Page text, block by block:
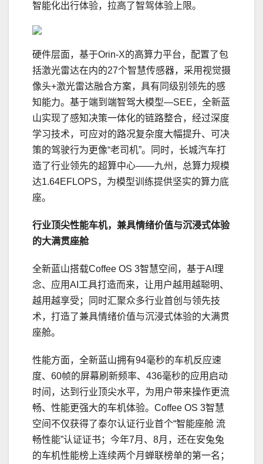
智能化出行体验，拉高了智驾体验上限。
硬件层面，基于Orin-X的高算力平台，配置了包
括激光雷达在内的27个智慧传感器，采用视觉摄
像头+激光雷达融合方案，具有同级别领先的感
知能力。基于端到端智驾大模型—SEE，全新蓝
山实现了感知决策一体化的链路整合，经过深度
学习技术，可应对的路况复杂度大幅提升、可决
策的驾驶行为更像“老司机”。同时，长城汽车打
造了行业领先的超算中心——九州，总算力规模
达1.64EFLOPS，为模型训练提供坚实的算力底
座。
行业顶尖性能车机， 兼具情绪价值与沉浸式体验
的大满贯座舱
全新蓝山搭载Coffee OS 3智慧空间，基于AI理
念、应用AI工具打造而来，让用户越用越聪明、
越用越享受；同时汇聚众多行业首创与领先技
术，打造了兼具情绪价值与沉浸式体验的大满贯
座舱。
性能方面，全新蓝山拥有94毫秒的车机反应速
度、60帧的屏幕刷新频率、436毫秒的应用启动
时间，达到行业顶尖水平，为用户带来操作更流
畅、性能更强大的车机体验。Coffee OS 3智慧
空间不仅获得了泰尔认证行业首个“智能座舱 流
畅性能”认证证书；今年7月、8月，还在安兔兔
的车机性能榜上连续两个月蝉联榜单的第一名；